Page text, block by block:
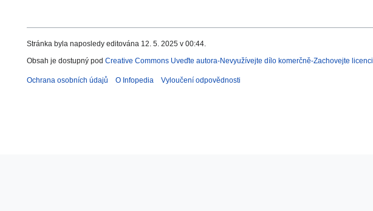
Stránka byla naposledy editována 12. 5. 2025 v 00:44.
Obsah je dostupný pod Creative Commons Uveďte autora-Nevyužívejte dílo komerčně-Zachovejte licenci
Ochrana osobních údajů O Infopedia Vyloučení odpovědnosti